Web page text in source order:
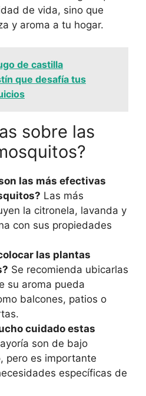
de vida, sino que
y aroma a tu hogar.
de castilla
que desafía tus
sobre las
las más efectivas
Las más
la citronela, lavanda y
con sus propiedades
las plantas
Se recomienda ubicarlas
su aroma pueda
balcones, patios o
cuidado estas
son de bajo
pero es importante
específicas de